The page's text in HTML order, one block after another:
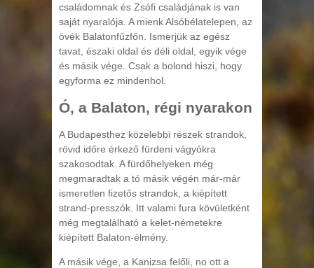
családomnak és Zsófi családjának is van
saját nyaralója. A mienk Alsóbélatelepen, az
övék Balatonfűzfőn. Ismerjük az egész
tavat, északi oldal és déli oldal, egyik vége
és másik vége. Csak a bolond hiszi, hogy
egyforma ez mindenhol.
Ó, a Balaton, régi nyarakon
A Budapesthez közelebbi részek strandok,
rövid időre érkező fürdeni vágyókra
szakosodtak. A fürdőhelyeken még
megmaradtak a tó másik végén már-már
ismeretlen fizetős strandok, a kiépített
strand-presszók. Itt valami fura kövületként
még megtalálható a kelet-németekre
kiépített Balaton-élmény.
A másik vége, a Kanizsa felőli, no ott a